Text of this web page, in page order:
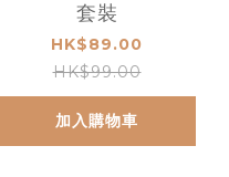
套裝
HK$89.00
HK$99.00
加入購物車